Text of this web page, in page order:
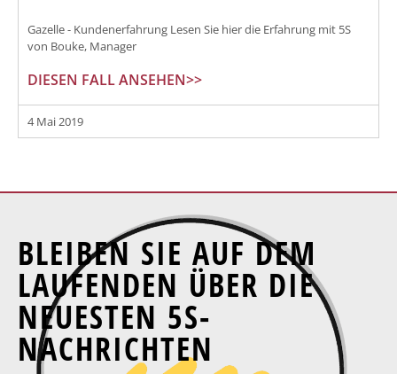
Gazelle - Kundenerfahrung Lesen Sie hier die Erfahrung mit 5S
von Bouke, Manager
DIESEN FALL ANSEHEN>>
4 Mai 2019
BLEIBEN SIE AUF DEM
LAUFENDEN ÜBER DIE
NEUESTEN 5S-
NACHRICHTEN